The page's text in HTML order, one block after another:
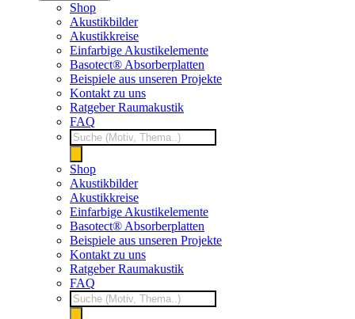
Shop
Akustikbilder
Akustikkreise
Einfarbige Akustikelemente
Basotect® Absorberplatten
Beispiele aus unseren Projekte
Kontakt zu uns
Ratgeber Raumakustik
FAQ
Products
search
Shop
Akustikbilder
Akustikkreise
Einfarbige Akustikelemente
Basotect® Absorberplatten
Beispiele aus unseren Projekte
Kontakt zu uns
Ratgeber Raumakustik
FAQ
Products
search